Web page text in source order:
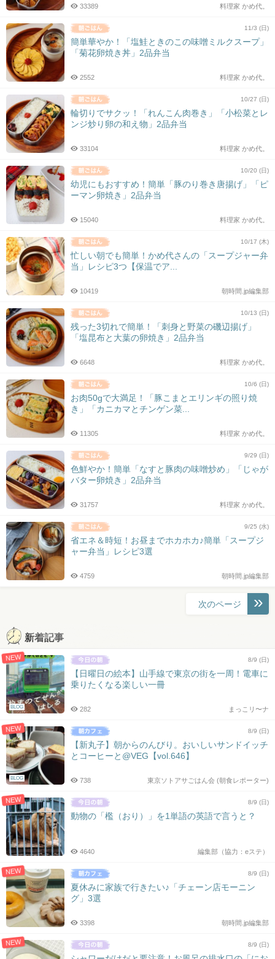
料理家 かめ代。
33389
11/3 (日)
簡単華やか！「塩鮭ときのこの味噌ミルクスープ」
「菊花卵焼き丼」2品弁当
料理家 かめ代。
2552
10/27 (日)
輪切りでサクッ！「れんこん肉巻き」「小松菜とレ
ンジ炒り卵の和え物」2品弁当
料理家 かめ代。
33104
10/20 (日)
幼児にもおすすめ！簡単「豚のり巻き唐揚げ」「ピ
ーマン卵焼き」2品弁当
料理家 かめ代。
15040
10/17 (木)
忙しい朝でも簡単！かめ代さんの「スープジャー弁
当」レシピ3つ【保温でア...
朝時間.jp編集部
10419
10/13 (日)
残った3切れで簡単！「刺身と野菜の磯辺揚げ」
「塩昆布と大葉の卵焼き」2品弁当
料理家 かめ代。
6648
10/6 (日)
お肉50gで大満足！「豚こまとエリンギの照り焼
き」「カニカマとチンゲン菜...
料理家 かめ代。
11305
9/29 (日)
色鮮やか！簡単「なすと豚肉の味噌炒め」「じゃが
バター卵焼き」2品弁当
料理家 かめ代。
31757
9/25 (水)
省エネ＆時短！お昼までホカホカ♪簡単「スープジ
ャー弁当」レシピ3選
朝時間.jp編集部
4759
ナ
ビ
ゲ
ー
シ
ョ
次のページ
新着記事
NEW
BLOG
8/9 (日)
【日曜日の絵本】山手線で東京の街を一周！電車に
乗りたくなる楽しい一冊
まっこリ〜ナ
282
NEW
BLOG
8/9 (日)
【新丸子】朝からのんびり。おいしいサンドイッチ
とコーヒーと@VEG【vol.646】
東京ソトアサごはん会 (朝食レポーター)
738
NEW 8/9 (日)
動物の「檻（おり）」を1単語の英語で言うと？
編集部（協力：eステ）
4640
NEW 8/9 (日)
夏休みに家族で行きたい♪「チェーン店モーニン
グ」3選
朝時間.jp編集部
3398
NEW 8/9 (日)